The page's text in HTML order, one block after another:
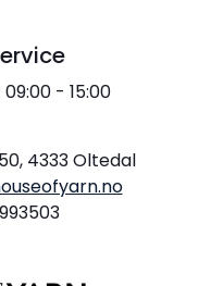
- 15:00
4333 Oltedal